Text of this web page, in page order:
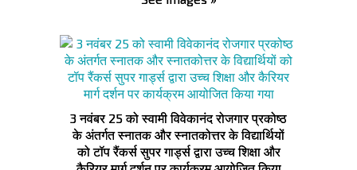
3 नवंबर 25 को स्वामी विवेकानंद रोजगार प्रकोष्ठ
के अंतर्गत स्नातक और स्नातकोत्तर के विद्यार्थियों
को टॉप रैंकर्स सुपर गार्ड्स द्वारा उच्च शिक्षा और